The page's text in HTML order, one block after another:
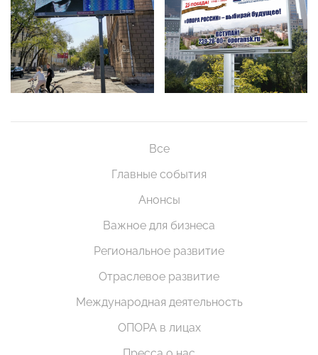
Все
Главные события
Анонсы
Важное для бизнеса
Региональное развитие
Отраслевое развитие
Международная деятельность
ОПОРА в лицах